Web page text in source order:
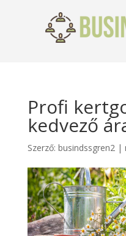
Profi
kedvező
Szerző: busindssgren2|